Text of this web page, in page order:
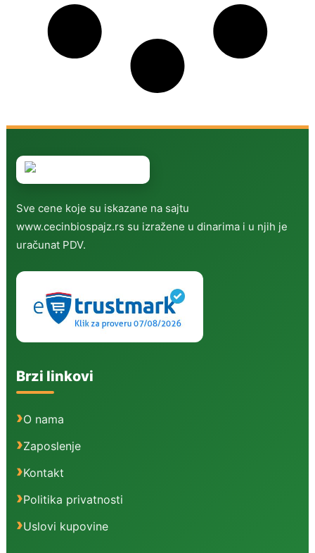
Sve cene koje su iskazane na sajtu
www.cecinbiospajz.rs su izražene u dinarima i u njih je
uračunat PDV.
Brzi linkovi
O nama
Zaposlenje
Kontakt
Politika privatnosti
Uslovi kupovine